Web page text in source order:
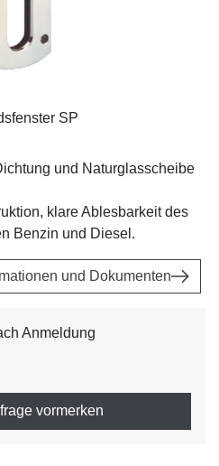
SP
und Naturglasscheibe
klare Ablesbarkeit des
Benzin und Diesel.
und Dokumenten
Anmeldung
vormerken